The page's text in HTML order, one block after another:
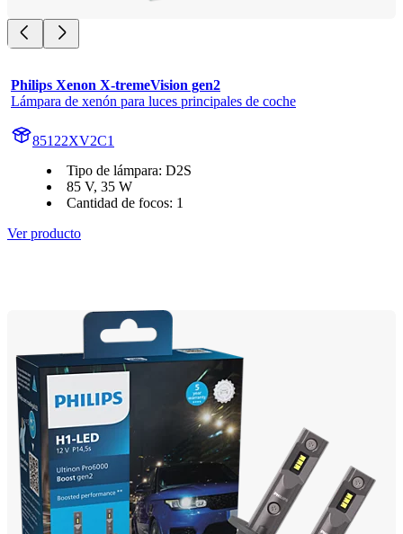
Philips Xenon X-tremeVision gen2
Lámpara de xenón para luces principales de coche
85122XV2C1
Tipo de lámpara: D2S
85 V, 35 W
Cantidad de focos: 1
Ver producto